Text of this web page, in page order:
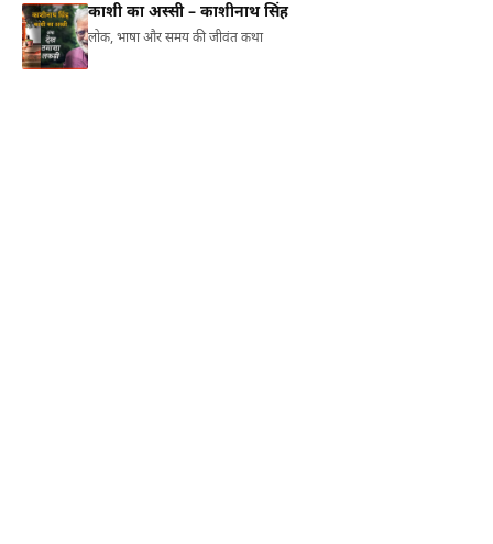
काशी का अस्सी – काशीनाथ सिंह
लोक, भाषा और समय की जीवंत कथा